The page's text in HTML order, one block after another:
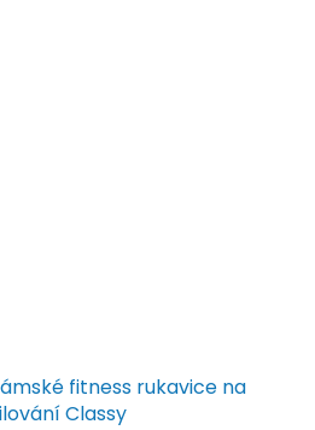
fitness rukavice na
Classy